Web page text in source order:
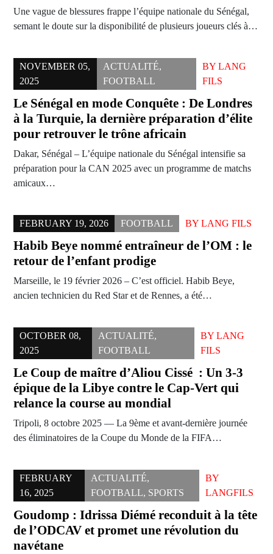
Une vague de blessures frappe l’équipe nationale du Sénégal,
semant le doute sur la disponibilité de plusieurs joueurs clés à…
NOVEMBER 05,
2025
ACTUALITÉ,
FOOTBALL
BYLANG
FILS
Le Sénégal en mode Conquête : De Londres
à la Turquie, la dernière préparation d’élite
pour retrouver le trône africain
Dakar, Sénégal – L’équipe nationale du Sénégal intensifie sa
préparation pour la CAN 2025 avec un programme de matchs
amicaux…
FEBRUARY 19, 2026 FOOTBALL BY LANG FILS
Habib Beye nommé entraîneur de l’OM : le
retour de l’enfant prodige
Marseille, le 19 février 2026 – C’est officiel. Habib Beye,
ancien technicien du Red Star et de Rennes, a été…
OCTOBER 08,
2025
ACTUALITÉ,
FOOTBALL
BYLANG
FILS
Le Coup de maître d’Aliou Cissé : Un 3-3
épique de la Libye contre le Cap-Vert qui
relance la course au mondial
Tripoli, 8 octobre 2025 — La 9ème et avant-dernière journée
des éliminatoires de la Coupe du Monde de la FIFA…
FEBRUARY
16, 2025
ACTUALITÉ,
FOOTBALL, SPORTS
BY
LANGFILS
Goudomp : Idrissa Diémé reconduit à la tête
de l’ODCAV et promet une révolution du
navétane